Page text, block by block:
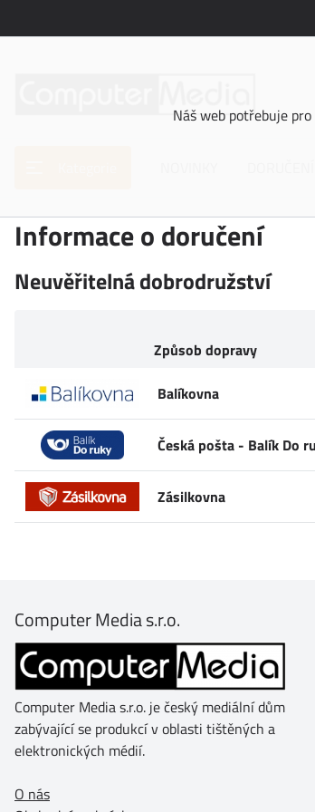
Náš web potřebuje
Informace o doručení
Neuvěřitelná dobrodružství
Způsob dopravy
Balíkovna
Česká pošta - Balík Do
Zásilkovna
Computer Media s.r.o.
Computer Media s.r.o. je český mediální dům
zabývající se produkcí v oblasti tištěných a
elektronických médií.
O nás